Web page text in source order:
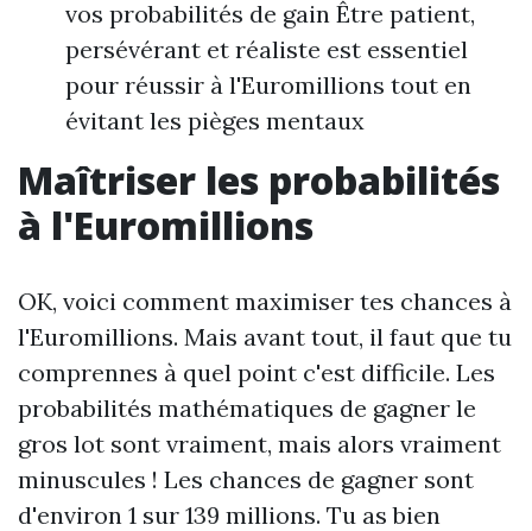
vos probabilités de gain Être patient,
persévérant et réaliste est essentiel
pour réussir à l'Euromillions tout en
évitant les pièges mentaux
Maîtriser les probabilités
à l'Euromillions
OK, voici comment maximiser tes chances à
l'Euromillions. Mais avant tout, il faut que tu
comprennes à quel point c'est difficile. Les
probabilités mathématiques de gagner le
gros lot sont vraiment, mais alors vraiment
minuscules ! Les chances de gagner sont
d'environ 1 sur 139 millions. Tu as bien